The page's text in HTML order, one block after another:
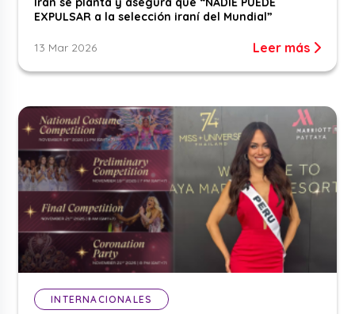
EXPULSAR a la selección iraní del Mundial”
13 Mar 2026 Leer más
INTERNACIONALES